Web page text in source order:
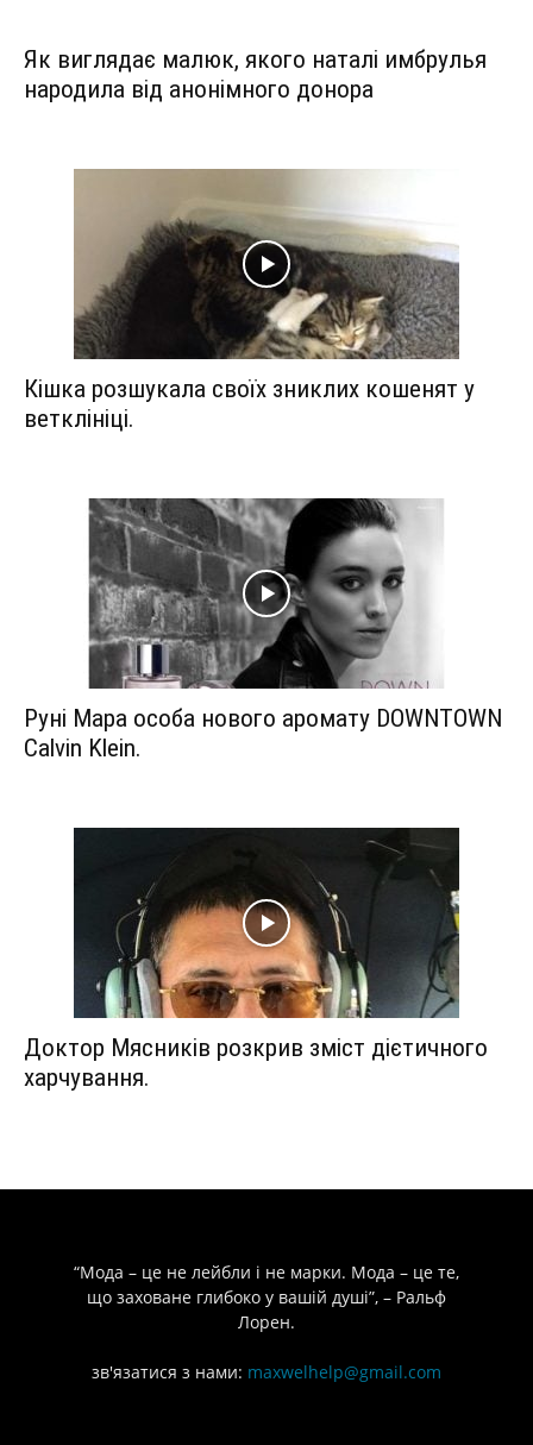
Як виглядає малюк, якого наталі имбрулья
народила від анонімного донора
Кішка розшукала своїх зниклих кошенят у
ветклініці.
Руні Мара особа нового аромату DOWNTOWN
Calvin Klein.
Доктор Мясників розкрив зміст дієтичного
харчування.
“Мода – це не лейбли і не марки. Мода – це те,
що заховане глибоко у вашій душі”, – Ральф
Лорен.
зв'язатися з нами: maxwelhelp@gmail.com